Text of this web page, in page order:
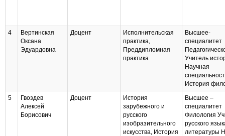
4
Вертинская
Оксана
Эдуардовна
Доцент
Исполнительская
практика,
Преддипломная
практика
Высшее-
специалитет
Учитель
Научная
История
5
Гвоздев
Алексей
Борисович
Доцент
История
зарубежного и
русского
изобразительного
искусства, История
Высшее –
специалитет
Филология
русского
литературы